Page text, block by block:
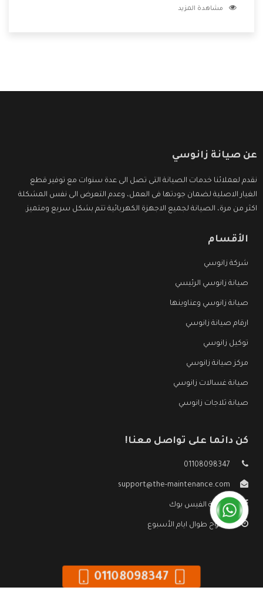
الشركة بها والتى تكون منها خدمة الصيانة التى تكون من أهم
مشاهدة المزيد
عن صيانة زانوسي
نقدم لعملائنا خدمات الصيانة التى تصل الى عدة سنوات مع توفير قطع
الغيار الاصلية لضمان جودتها فى العمل، وعدم التعرض الى نفس المشكلة
اكثر من مرة، الصيانة لجميع الاجهزة الكهربائية تتم بشكل سريع ومتميز.
الأقسام
شركة زانوسي
صيانة زانوسي الرئيسي
صيانة زانوسي وعناوينها
ارقام صيانة زانوسي
توكيل زانوسي
مركز صيانة زانوسي
صيانة غسالات زانوسي
صيانة ثلاجات زانوسي
كن دائما على تواصل معنا!
01108098347
support@the-maintenance.com
صفحة الفيس بوك
مفتوح طوال ايام الأسبوع
01108098347